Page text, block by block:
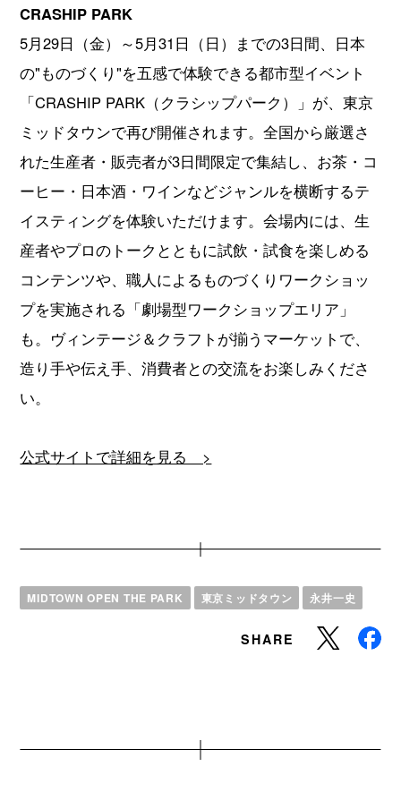
CRASHIP PARK
5月29日（金）～5月31日（日）までの3日間、日本
の"ものづくり"を五感で体験できる都市型イベント
「CRASHIP PARK（クラシップパーク）」が、東京
ミッドタウンで再び開催されます。全国から厳選さ
れた生産者・販売者が3日間限定で集結し、お茶・コ
ーヒー・日本酒・ワインなどジャンルを横断するテ
イスティングを体験いただけます。会場内には、生
産者やプロのトークとともに試飲・試食を楽しめる
コンテンツや、職人によるものづくりワークショッ
プを実施される「劇場型ワークショップエリア」
も。ヴィンテージ＆クラフトが揃うマーケットで、
造り手や伝え手、消費者との交流をお楽しみくださ
い。
公式サイトで詳細を見る >
MIDTOWN OPEN THE PARK 東京ミッドタウン 永井一史
SHARE